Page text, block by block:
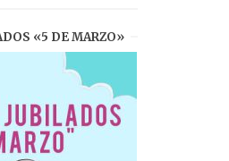
«5 DE MARZO»